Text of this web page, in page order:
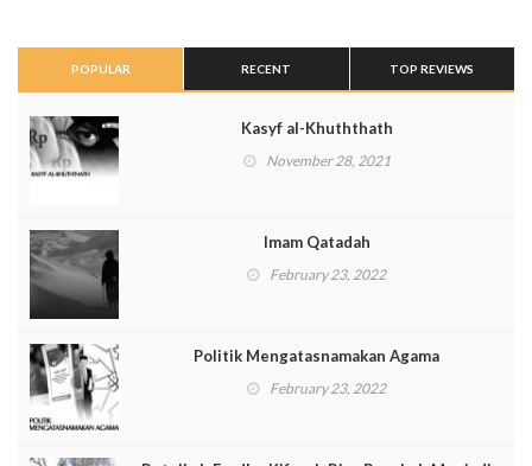
POPULAR RECENT TOP REVIEWS
Kasyf al-Khuththath
November 28, 2021
Imam Qatadah
February 23, 2022
Politik Mengatasnamakan Agama
February 23, 2022